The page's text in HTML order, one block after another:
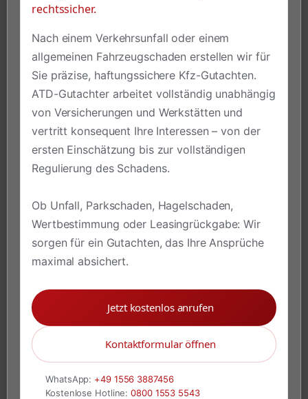
rechtssicher.
Nach einem Verkehrsunfall oder einem
allgemeinen Fahrzeugschaden erstellen wir für
Sie präzise, haftungssichere Kfz-Gutachten.
ATD-Gutachter arbeitet vollständig unabhängig
von Versicherungen und Werkstätten und
vertritt konsequent Ihre Interessen – von der
ersten Einschätzung bis zur vollständigen
Regulierung des Schadens.
Ob Unfall, Parkschaden, Hagelschaden,
Wertbestimmung oder Leasingrückgabe: Wir
sorgen für ein Gutachten, das Ihre Ansprüche
maximal absichert.
Jetzt kostenlos anrufen
Kontaktformular öffnen
WhatsApp: +49 1556 3887456
Kostenlose Hotline:0800 1553 5543